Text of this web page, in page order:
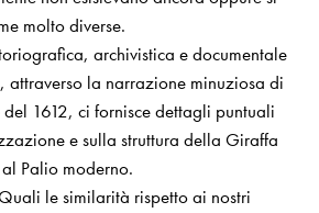
molto diverse.
archivistica e documentale
attraverso la narrazione minuziosa di
1612, ci fornisce dettagli puntuali
e sulla struttura della Giraffa
Palio moderno.
le similarità rispetto ai nostri